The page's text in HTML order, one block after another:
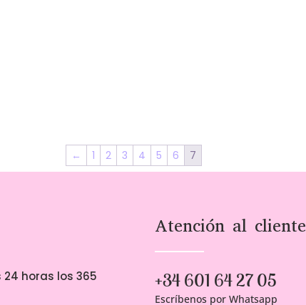
← 1 2 3 4 5 6 7
horas los 365
Atención al cliente
+34 601 64 27 05
Escríbenos por Whatsapp